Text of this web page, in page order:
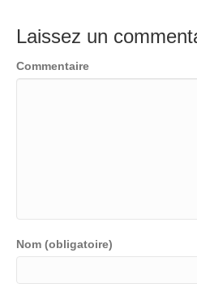
Laissez un
Commentaire
Nom (obligatoire)